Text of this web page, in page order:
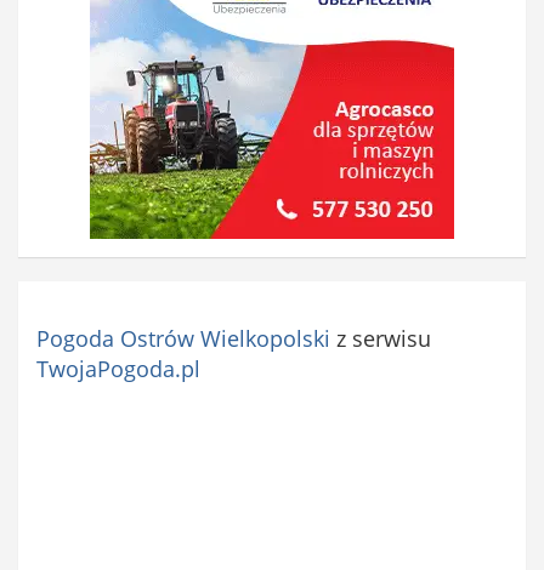
Pogoda Ostrów Wielkopolski z serwisu
TwojaPogoda.pl